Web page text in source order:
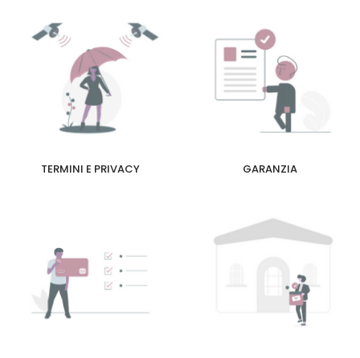
TERMINI E PRIVACY GARANZIA